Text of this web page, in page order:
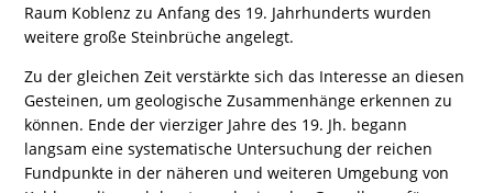
Raum Koblenz zu Anfang des 19. Jahrhunderts wurden
weitere große Steinbrüche angelegt.
Zu der gleichen Zeit verstärkte sich das Interesse an diesen
Gesteinen, um geologische Zusammenhänge erkennen zu
können. Ende der vierziger Jahre des 19. Jh. begann
langsam eine systematische Untersuchung der reichen
Fundpunkte in der näheren und weiteren Umgebung von